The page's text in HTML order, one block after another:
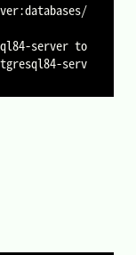
server to
serv